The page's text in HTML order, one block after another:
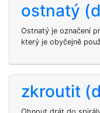
ostnatý
Ostnatý je označení
který je obyčejně
zkroutit